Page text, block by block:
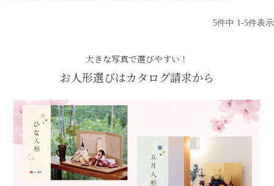
5件中 1 -5件表示
大きな写真で選びやすい！
お人形選びはカタログ請求から